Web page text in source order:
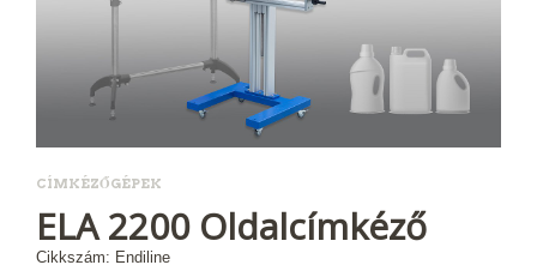
CÍMKÉZŐGÉPEK
ELA 2200 Oldalcímkéző
Cikkszám: Endiline